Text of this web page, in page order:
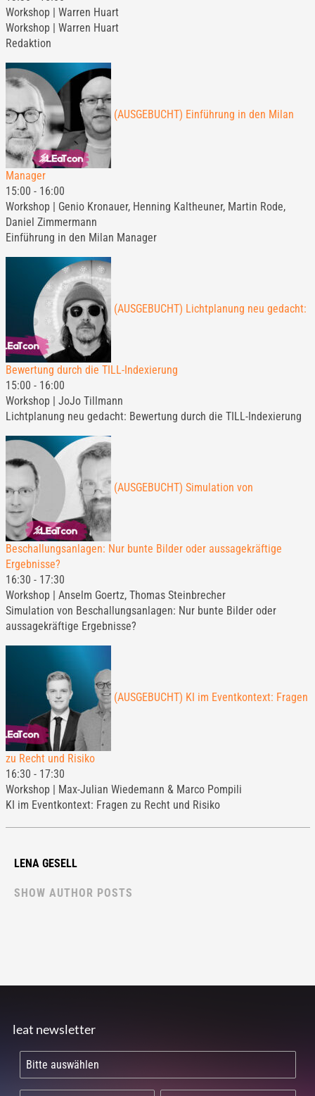
Workshop | Warren Huart
Workshop | Warren Huart
Redaktion
(AUSGEBUCHT) Einführung in den Milan
Manager
15:00 - 16:00
Workshop | Genio Kronauer, Henning Kaltheuner, Martin Rode,
Daniel Zimmermann
Einführung in den Milan Manager
(AUSGEBUCHT) Lichtplanung neu gedacht:
Bewertung durch die TILL-Indexierung
15:00 - 16:00
Workshop | JoJo Tillmann
Lichtplanung neu gedacht: Bewertung durch die TILL-Indexierung
(AUSGEBUCHT) Simulation von
Beschallungsanlagen: Nur bunte Bilder oder aussagekräftige
Ergebnisse?
16:30 - 17:30
Workshop | Anselm Goertz, Thomas Steinbrecher
Simulation von Beschallungsanlagen: Nur bunte Bilder oder
aussagekräftige Ergebnisse?
(AUSGEBUCHT) KI im Eventkontext: Fragen
zu Recht und Risiko
16:30 - 17:30
Workshop | Max-Julian Wiedemann & Marco Pompili
KI im Eventkontext: Fragen zu Recht und Risiko
LENA GESELL
SHOW AUTHOR POSTS
leat newsletter